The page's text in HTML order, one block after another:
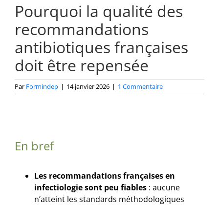
Pourquoi la qualité des
recommandations
antibiotiques françaises
doit être repensée
Par Formindep | 14 janvier 2026 | 1 Commentaire
En bref
Les recommandations françaises en
infectiologie sont peu fiables: aucune
n’atteint les standards méthodologiques